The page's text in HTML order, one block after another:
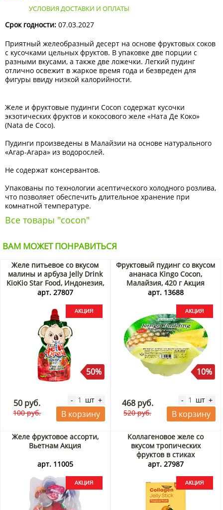
УСЛОВИЯ ДОСТАВКИ И ОПЛАТЫ
Срок годности: 07.03.2027
Приятный желеобразный десерт на основе фруктовых соков
с кусочками цельных фруктов. В упаковке две порции с
разными вкусами, а также две ложечки. Легкий пудинг
отлично освежит в жаркое время года и безвреден для
фигуры ввиду низкой калорийности.
Желе и фруктовые пудинги Cocon содержат кусочки
экзотических фруктов и кокосового желе «Ната Де Коко»
(Nata de Coco).
Пудинги произведены в Малайзии на основе натурального
«Агар-Агара» из водорослей.
Не содержат консервантов.
Упакованы по технологии асептического холодного розлива,
что позволяет обеспечить длительное хранение при
комнатной температуре.
Все товары "cocon"
ВАМ МОЖЕТ ПОНРАВИТЬСЯ
Желе питьевое со вкусом
малины и арбуза Jelly Drink
KioKio Star Food, Индонезия,
70 мл Акция
арт. 27807
50%
50 руб.
100 руб.
- шт +
В корзину
Фруктовый пудинг со вкусом
ананаса Kingo Cocon,
Малайзия, 420 г Акция
арт. 13688
10%
468 руб.
520 руб.
- шт +
В корзину
Желе фруктовое ассорти,
Вьетнам Акция
арт. 11005
Коллагеновое желе со
вкусом тропических
фруктов в стиках
Фрешбел/Freshbell, Корея,
Акция
арт. 27987